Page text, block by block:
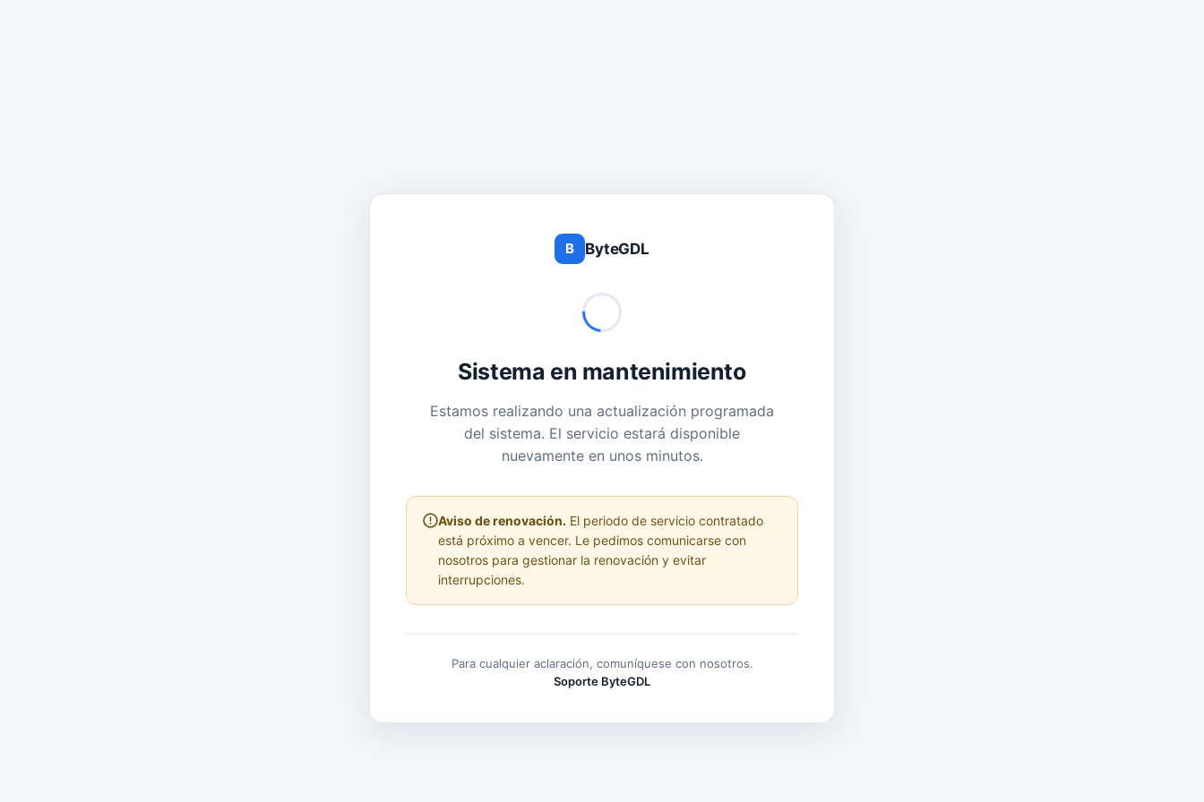
B ByteGDL
Sistema en mantenimiento
Estamos realizando una actualización programada
del sistema. El servicio estará disponible
nuevamente en unos minutos.
Aviso de renovación. El periodo de servicio contratado
está próximo a vencer. Le pedimos comunicarse con
nosotros para gestionar la renovación y evitar
interrupciones.
Para cualquier aclaración, comuníquese con nosotros.
Soporte ByteGDL